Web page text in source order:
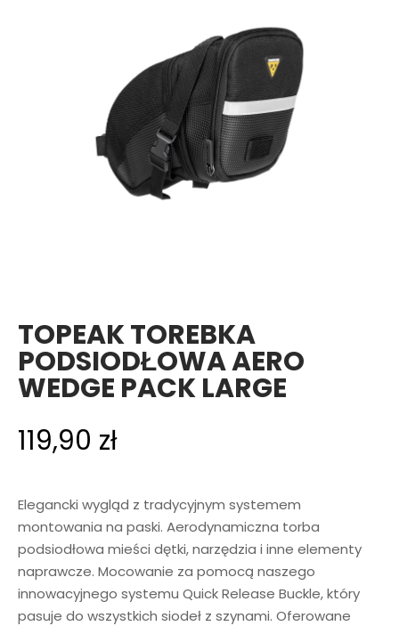
TOPEAK TOREBKA
PODSIODŁOWA AERO
WEDGE PACK LARGE
119,90 zł
Elegancki wygląd z tradycyjnym systemem
montowania na paski. Aerodynamiczna torba
podsiodłowa mieści dętki, narzędzia i inne elementy
naprawcze. Mocowanie za pomocą naszego
innowacyjnego systemu Quick Release Buckle, który
pasuje do wszystkich siodeł z szynami. Oferowane